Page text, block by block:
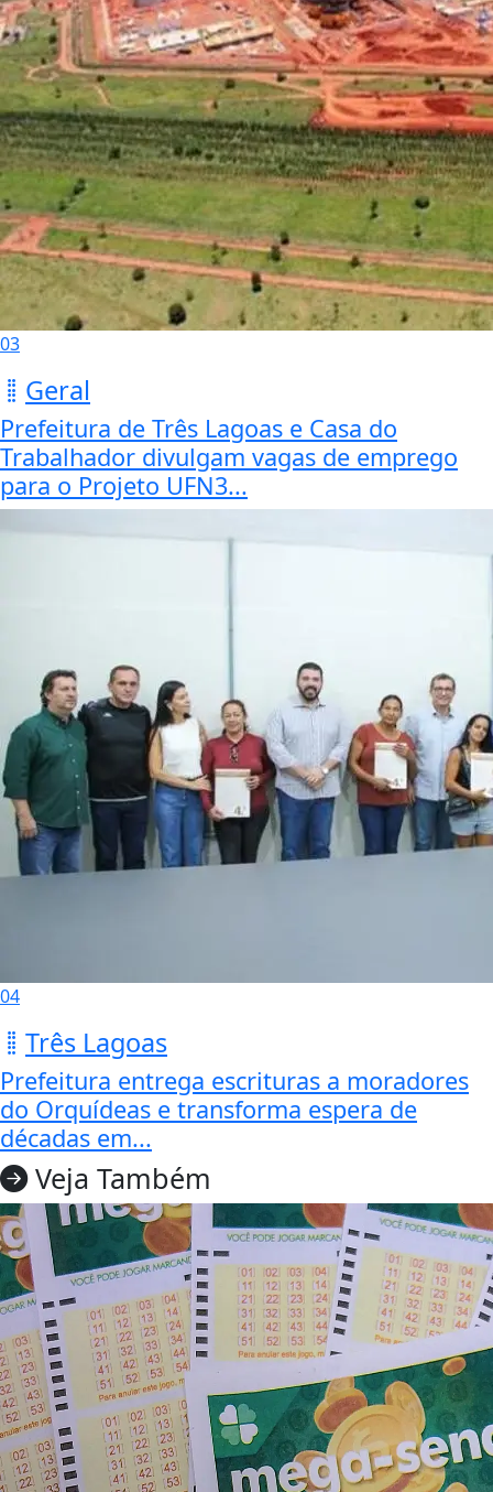
03
Geral
Prefeitura de Três Lagoas e Casa do
Trabalhador divulgam vagas de emprego
para o Projeto UFN3...
04
Três Lagoas
Prefeitura entrega escrituras a moradores
do Orquídeas e transforma espera de
décadas em...
Veja Também